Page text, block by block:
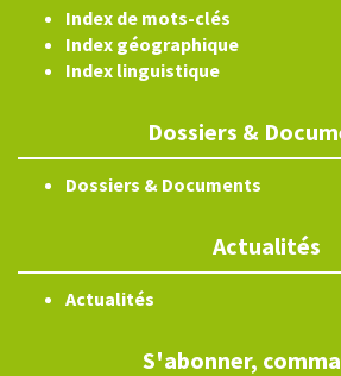
Index de mots-clés
Index géographique
Index linguistique
Dossiers &
Dossiers & Documents
Actualités
Actualités
S'abonner,